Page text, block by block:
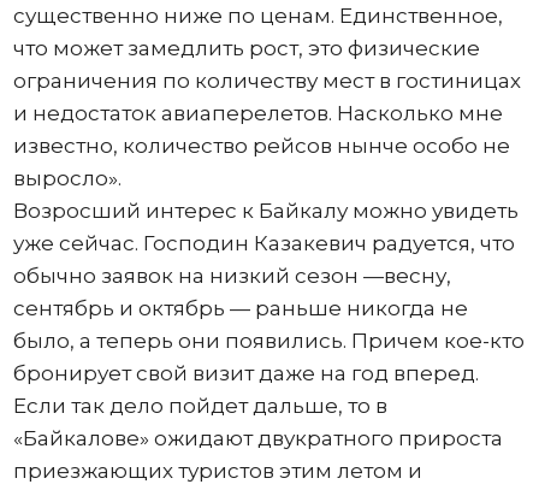
существенно ниже по ценам. Единственное,
что может замедлить рост, это физические
ограничения по количеству мест в гостиницах
и недостаток авиаперелетов. Насколько мне
известно, количество рейсов нынче особо не
выросло».
Возросший интерес к Байкалу можно увидеть
уже сейчас. Господин Казакевич радуется, что
обычно заявок на низкий сезон —весну,
сентябрь и октябрь — раньше никогда не
было, а теперь они появились. Причем кое-кто
бронирует свой визит даже на год вперед.
Если так дело пойдет дальше, то в
«Байкалове» ожидают двукратного прироста
приезжающих туристов этим летом и